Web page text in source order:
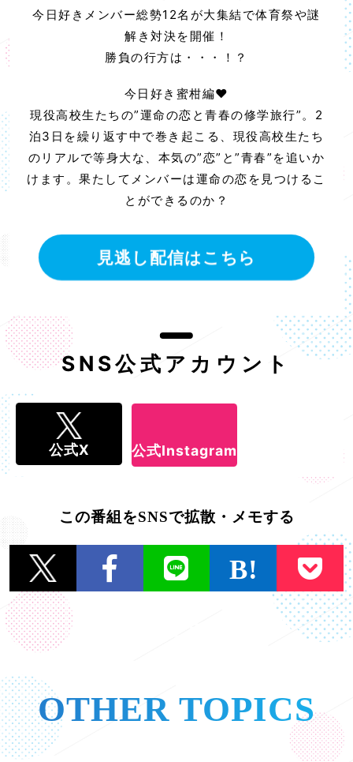
今日好きメンバー総勢12名が大集結で体育祭や謎
解き対決を開催！
勝負の行方は・・・！？
今日好き蜜柑編♥
現役高校生たちの”運命の恋と青春の修学旅行”。2
泊3日を繰り返す中で巻き起こる、現役高校生たち
のリアルで等身大な、本気の”恋”と”青春”を追いか
けます。果たしてメンバーは運命の恋を見つけるこ
とができるのか？
見逃し配信はこちら
SNS公式アカウント
公式X 公式Instagram
この番組をSNSで拡散・メモする
OTHER TOPICS